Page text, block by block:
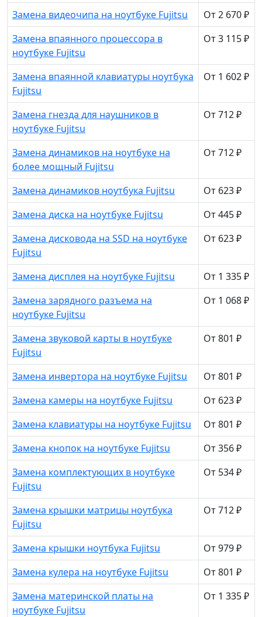
Замена видеочипа на ноутбуке Fujitsu
От 2 670 ₽
Замена впаянного процессора в
ноутбуке Fujitsu
От 3 115 ₽
Замена впаянной клавиатуры ноутбука
Fujitsu
От 1 602 ₽
Замена гнезда для наушников в
ноутбуке Fujitsu
От 712 ₽
Замена динамиков на ноутбуке на
более мощный Fujitsu
От 712 ₽
Замена динамиков ноутбука Fujitsu
От 623 ₽
Замена диска на ноутбуке Fujitsu
От 445 ₽
Замена дисковода на SSD на ноутбуке
Fujitsu
От 623 ₽
Замена дисплея на ноутбуке Fujitsu
От 1 335 ₽
Замена зарядного разъема на
ноутбуке Fujitsu
От 1 068 ₽
Замена звуковой карты в ноутбуке
Fujitsu
От 801 ₽
Замена инвертора на ноутбуке Fujitsu
От 801 ₽
Замена камеры на ноутбуке Fujitsu
От 623 ₽
Замена клавиатуры на ноутбуке Fujitsu
От 801 ₽
Замена кнопок на ноутбуке Fujitsu
От 356 ₽
Замена комплектующих в ноутбуке
Fujitsu
От 534 ₽
Замена крышки матрицы ноутбука
Fujitsu
От 712 ₽
Замена крышки ноутбука Fujitsu
От 979 ₽
Замена кулера на ноутбуке Fujitsu
От 801 ₽
Замена материнской платы на
ноутбуке Fujitsu
От 1 335 ₽